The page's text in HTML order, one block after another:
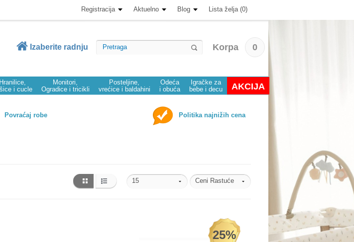
Registracija Aktuelno Blog Lista želja (0)
Izaberite radnju Korpa 0
Hranilice,
i cucle
Monitori,
Ogradice i tricikli
Posteljine,
vrećice i baldahini
Odeća
i obuća
Igračke za
bebe i decu
AKCIJA
Povraćaj robe Politika najnižih cena
25%